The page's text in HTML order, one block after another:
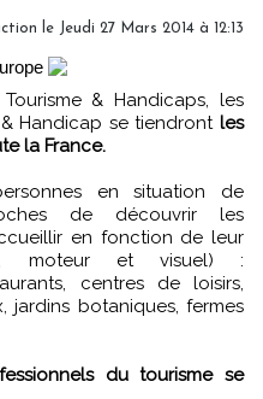
le Jeudi 27 Mars 2014 à 12:13
Handicap se tiendront les
la France.
en situation de
de découvrir les
en fonction de leur
moteur et visuel) :
centres de loisirs,
jardins botaniques, fermes
du tourisme se